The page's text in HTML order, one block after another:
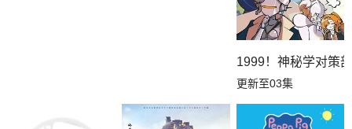
1999！神秘学对策
更新至03集